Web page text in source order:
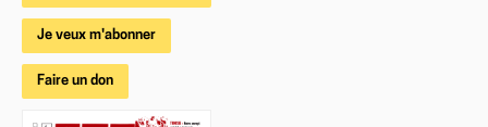
Je veux m'abonner
Faire un don